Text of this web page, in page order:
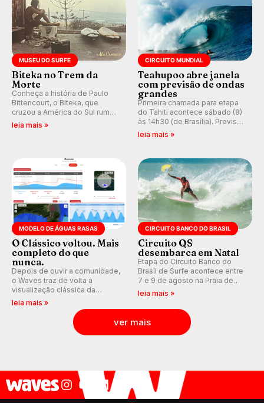
MUSEU DO SURFE
Biteka no Trem da
Morte
Conheça a história de Paulo
Bittencourt, o Biteka, que
cruzou a América do Sul rumo
ao Pacífico em uma jornada
que se tornou um marco de
leia mais »
CIRCUITO MUNDIAL
Teahupoo abre janela
com previsão de ondas
grandes
Primeira chamada para etapa
do Tahiti acontece sábado (8)
às 14h30 (de Brasília). Previsão
indica swell consistente.
Medina embarca para evento e
Kelly Slater convidado.
leia mais »
MODELO DE ÁGUAS RASAS
O Clássico voltou. Mais
completo do que
nunca.
Depois de ouvir a comunidade,
o Waves traz de volta a
visualização clássica da
previsão de águas rasas,
agora integrada à nova
plataforma e com previsão das
ondas para até 16 dias.
leia mais »
CIRCUITO BANCO DO BRASIL
Circuito QS
desembarca em Natal
Etapa do Circuito Banco do
Brasil de Surfe acontece entre
7 e 9 de agosto na Praia de
Miami (RN), em disputas
válidas pelo Qualifying Series
(QS) 4.000 e pela corrida por
vagas no Challenger Series.
leia mais »
ver mais